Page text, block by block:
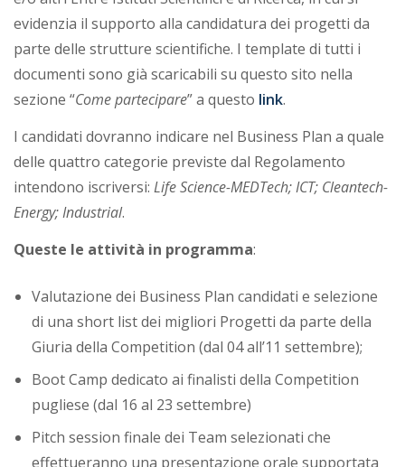
evidenzia il supporto alla candidatura dei progetti da
parte delle strutture scientifiche. I template di tutti i
documenti sono già scaricabili su questo sito nella
sezione “Come partecipare” a questo link.
I candidati dovranno indicare nel Business Plan a quale
delle quattro categorie previste dal Regolamento
intendono iscriversi: Life Science-MEDTech; ICT; Cleantech-
Energy; Industrial.
Queste le attività in programma:
Valutazione dei Business Plan candidati e selezione
di una short list dei migliori Progetti da parte della
Giuria della Competition (dal 04 all’11 settembre);
Boot Camp dedicato ai finalisti della Competition
pugliese (dal 16 al 23 settembre)
Pitch session finale dei Team selezionati che
effettueranno una presentazione orale supportata